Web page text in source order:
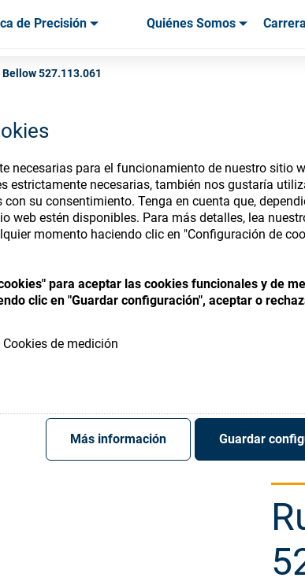
necesarias para el funcionamiento de nuestro sitio
estrictamente necesarias, también nos gustaría
su consentimiento. Tenga en cuenta que,
web estén disponibles. Para más detalles, lea
momento haciendo clic en "Configuración de
para aceptar las cookies funcionales y de
clic en "Guardar configuración", aceptar o
Cookies de medición
Más información Guardar
de Precisión Quiénes Somos Carrera
Bellow 527.113.061
Store
your accounts and
consumables